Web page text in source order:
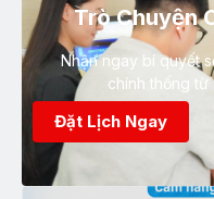
Trò Chuyện
Nhận ngay bí quyết
chính thống từ
Đặt Lịch Ngay